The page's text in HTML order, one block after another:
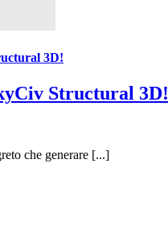
3D!
Structural 3D!
che generare [...]